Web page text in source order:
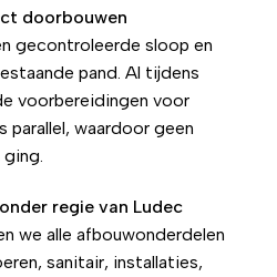
doorbouwen
gecontroleerde sloop en
pand. Al tijdens
voorbereidingen voor
parallel, waardoor geen
regie van Ludec
we alle afbouwonderdelen
sanitair, installaties,